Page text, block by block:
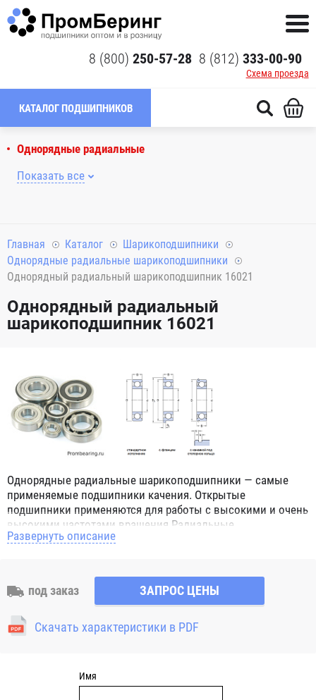
8 (800) 250-57-28 8 (812) 333-00-90
Схема проезда
КАТАЛОГ ПОДШИПНИКОВ
Однорядные радиальные
Показать все
Главная Каталог
Шарикоподшипники
Однорядные радиальные шарикоподшипники
Однорядный радиальный шарикоподшипник 16021
Однорядный радиальный
шарикоподшипник 16021
Однорядные радиальные шарикоподшипники — самые
применяемые подшипники качения. Открытые
подшипники применяются для работы с высокими и очень
высокими частотами вращения.Радиальные
шарикоподшипники обозначением 2Z ZZ с обеих сторон
обозначением 2RS 2RS1 2RSH 2RSR имеют с обеих сторон
контактные уплотнения из бутадиен-нитрильного каучука
(NBR) и пригодны для средних частот вращения. Также
поставляются подшипники с бесконтактными
Развернуть описание
под заказ ЗАПРОС ЦЕНЫ
Скачать характеристики в PDF
Имя